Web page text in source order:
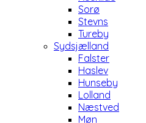
Sorø
Stevns
Tureby
Sydsjælland
Falster
Haslev
Hunseby
Lolland
Næstved
Møn